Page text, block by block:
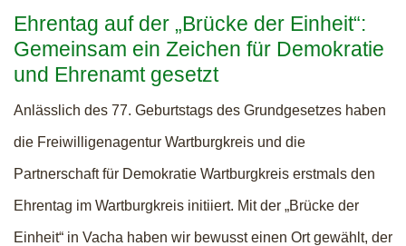
Ehrentag auf der „Brücke der Einheit“:
Gemeinsam ein Zeichen für Demokratie
und Ehrenamt gesetzt
Anlässlich des 77. Geburtstags des Grundgesetzes haben
die Freiwilligenagentur Wartburgkreis und die
Partnerschaft für Demokratie Wartburgkreis erstmals den
Ehrentag im Wartburgkreis initiiert. Mit der „Brücke der
Einheit“ in Vacha haben wir bewusst einen Ort gewählt, der